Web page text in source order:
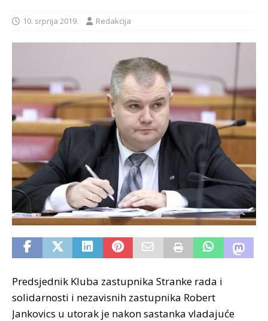
10. srpnja 2019. Redakcija
Predsjednik Kluba zastupnika Stranke rada i
solidarnosti i nezavisnih zastupnika Robert
Jankovics u utorak je nakon sastanka vladajuće